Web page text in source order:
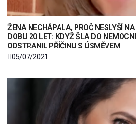
ŽENA NECHÁPALA, PROČ NESLYŠÍ
DOBU 20 LET: KDYŽ ŠLA DO
ODSTRANIL PŘÍČINU S ÚSMĚVEM
05/07/2021